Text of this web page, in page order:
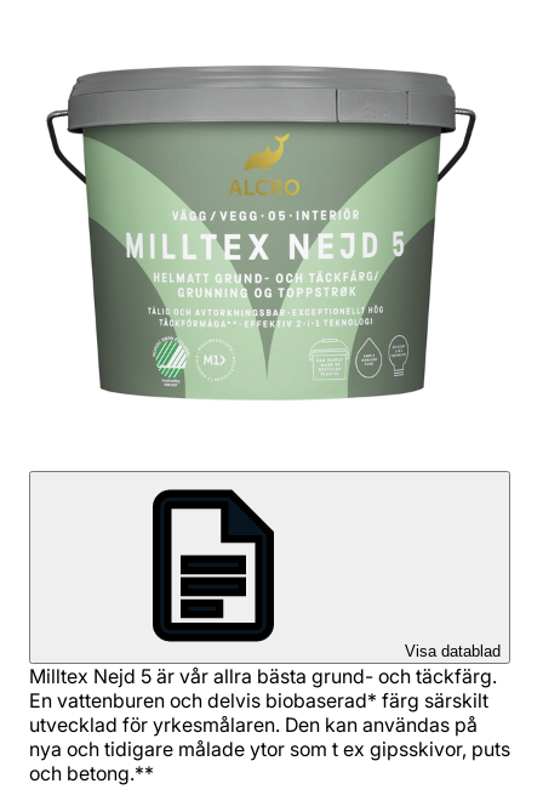
Visa datablad
Milltex Nejd 5 är vår allra bästa grund- och täckfärg.
En vattenburen och delvis biobaserad* färg särskilt
utvecklad för yrkesmålaren. Den kan användas på
nya och tidigare målade ytor som t ex gipsskivor, puts
och betong.**